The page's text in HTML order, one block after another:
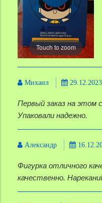
Touch to zoom
Михаил
Первый заказ на этом
Упаковали надежно.
Александр
Фигурка отличного
качественно.